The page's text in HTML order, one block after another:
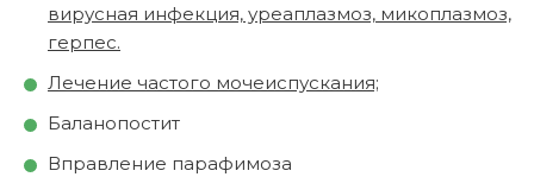
вирусная инфекция, уреаплазмоз, микоплазмоз,
герпес.
Лечение частого мочеиспускания;
Баланопостит
Вправление парафимоза